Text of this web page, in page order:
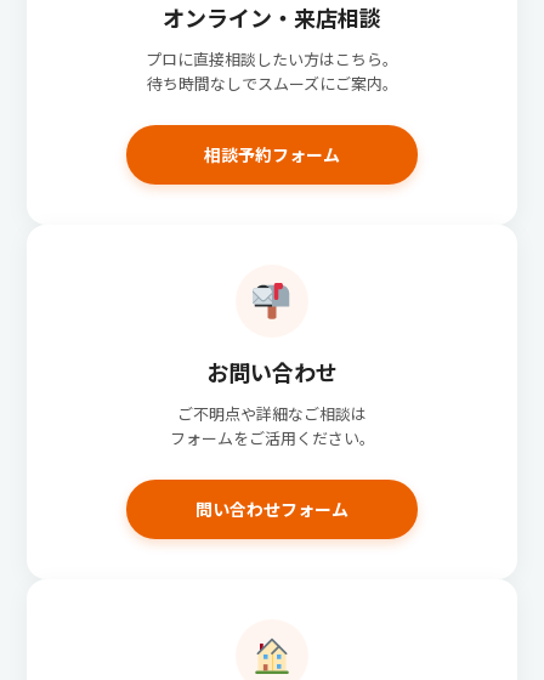
オンライン・来店相談
プロに直接相談したい方はこちら。
待ち時間なしでスムーズにご案内。
相談予約フォーム
お問い合わせ
ご不明点や詳細なご相談は
フォームをご活用ください。
問い合わせフォーム